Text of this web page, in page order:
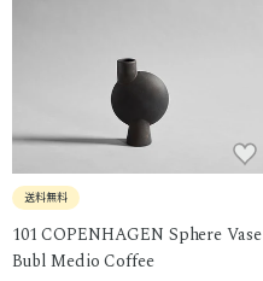
送料無料
101 COPENHAGEN Sphere Vase
Bubl Medio Coffee